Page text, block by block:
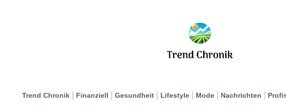
Trend Chronik Finanziell Gesundheit Lifestyle Mode Nachrichten